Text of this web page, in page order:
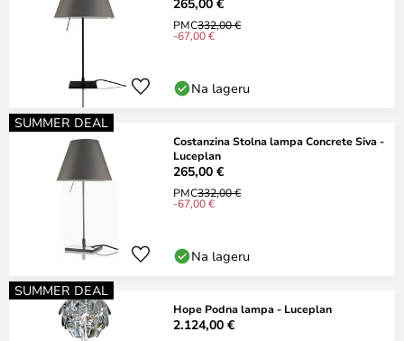
PMC332,00 €
-67,00 €
Na lageru
SUMMER DEAL
Costanzina Stolna lampa Concrete Siva -
Luceplan
265,00 €
PMC332,00 €
-67,00 €
Na lageru
SUMMER DEAL
Hope Podna lampa - Luceplan
2.124,00 €